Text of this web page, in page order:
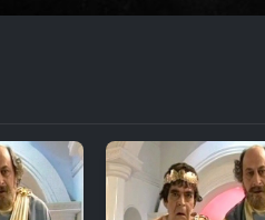
Arabeh Marg